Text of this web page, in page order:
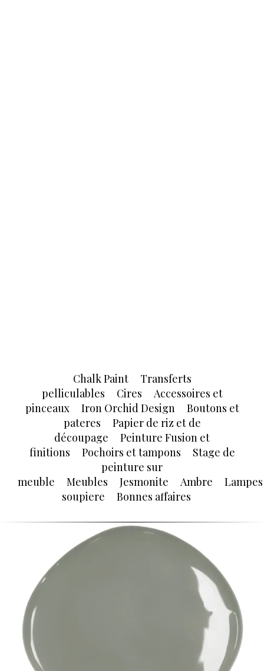
Chalk Paint
Transferts
pelliculables
Cires
Accessoires et
pinceaux
Iron Orchid Design
Boutons et
pateres
Papier de riz et de
découpage
Peinture Fusion et
finitions
Pochoirs et tampons
Stage de
peinture sur
meuble
Meubles Jesmonite Ambre
Lampes
soupiere
Bonnes affaires